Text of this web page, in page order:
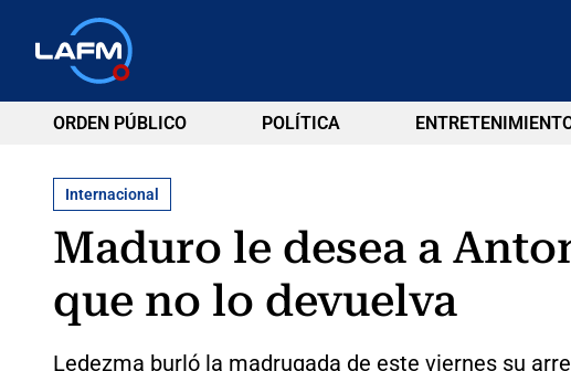
ORDEN PÚBLICO POLÍTICA
Internacional
Maduro le desea a
que no lo devuelva
Ledezma burló la madrugada de este viernes su